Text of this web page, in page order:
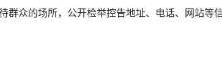
众的场所，公开检举控告地址、电话、网站等